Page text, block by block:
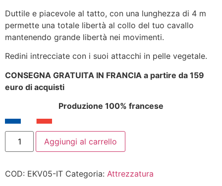
Duttile e piacevole al tatto, con una lunghezza di 4 m
permette una totale libertà al collo del tuo cavallo
mantenendo grande libertà nei movimenti.
Redini intrecciate con i suoi attacchi in pelle vegetale.
CONSEGNA GRATUITA IN FRANCIA a partire da 159
euro di acquisti
Produzione 100% francese
Redini
4
lunghezza
Aggiungi al carrello
COD: EKV05-IT Categoria: Attrezzatura